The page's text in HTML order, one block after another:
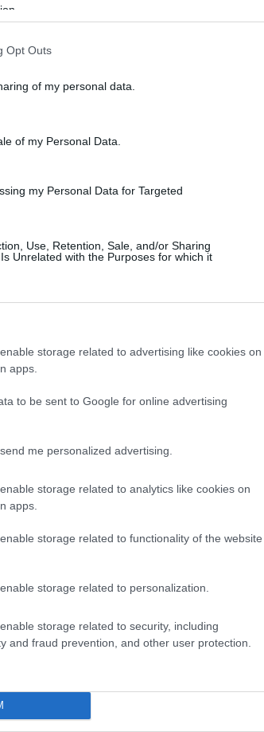
Opt Outs
of my personal data.
of my Personal Data.
my Personal Data for Targeted
Use, Retention, Sale, and/or Sharing
Unrelated with the Purposes for which it
storage related to advertising like cookies on
apps.
to be sent to Google for online advertising
me personalized advertising.
storage related to analytics like cookies on
apps.
storage related to functionality of the website
storage related to personalization.
storage related to security, including
and fraud prevention, and other user protection.